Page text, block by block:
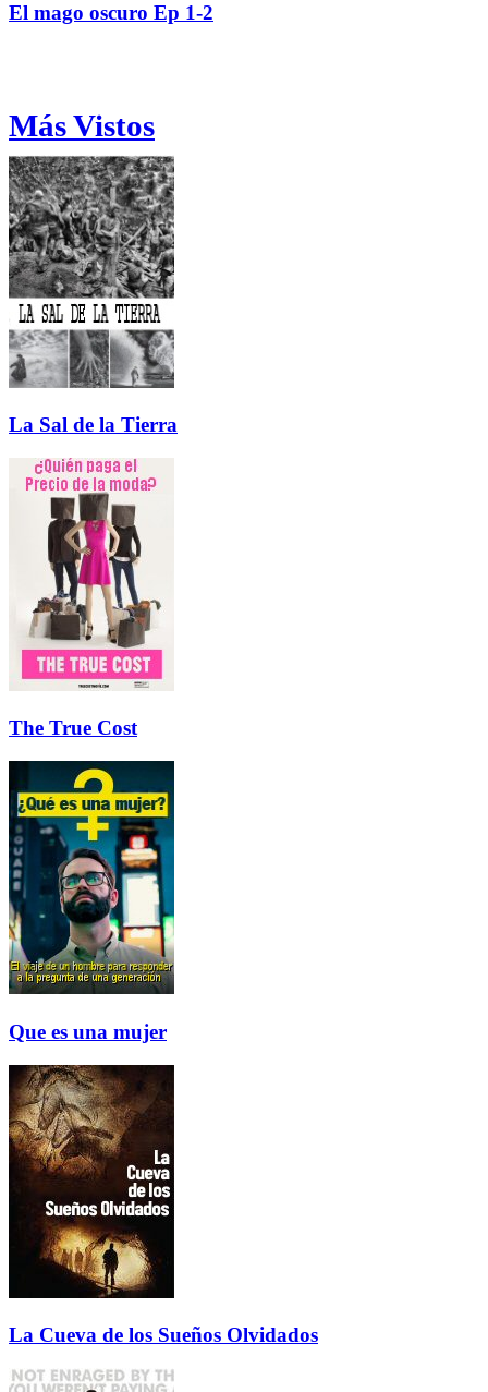
El mago oscuro Ep 1-2
Más Vistos
La Sal de la Tierra
The True Cost
Que es una mujer
La Cueva de los Sueños Olvidados